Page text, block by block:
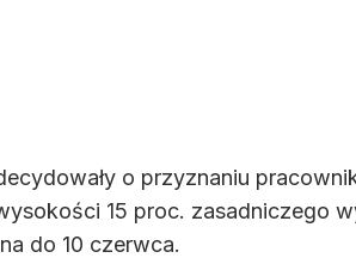
o przyznaniu
15 proc. zasadniczego
do 10 czerwca.